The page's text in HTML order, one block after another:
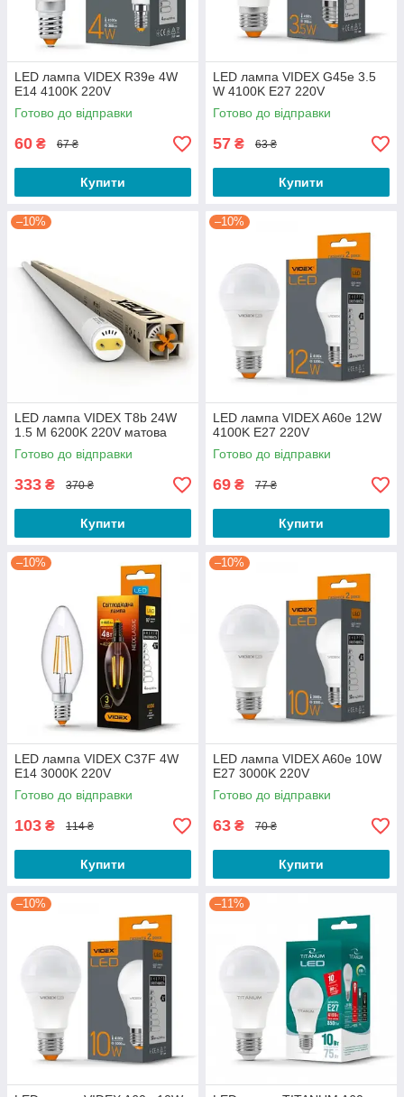
LED лампа VIDEX R39e 4W
E14 4100K 220V
Готово до відправки
60 ₴ 67 ₴
Купити
LED лампа VIDEX G45e 3.5
W 4100K E27 220V
Готово до відправки
57 ₴ 63 ₴
Купити
–10%
LED лампа VIDEX T8b 24W
1.5 M 6200K 220V матова
Готово до відправки
333 ₴ 370 ₴
Купити
–10%
LED лампа VIDEX A60e 12W
4100K E27 220V
Готово до відправки
69 ₴ 77 ₴
Купити
–10%
LED лампа VIDEX C37F 4W
E14 3000K 220V
Готово до відправки
103 ₴ 114 ₴
Купити
–10%
LED лампа VIDEX A60e 10W
E27 3000K 220V
Готово до відправки
63 ₴ 70 ₴
Купити
–10% –11%